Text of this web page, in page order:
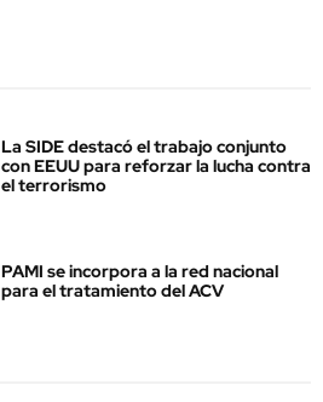
La SIDE destacó el trabajo conjunto
con EEUU para reforzar la lucha contra
el terrorismo
PAMI se incorpora a la red nacional
para el tratamiento del ACV